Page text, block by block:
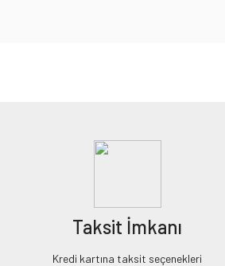
Taksit İmkanı
Kredi kartına taksit seçenekleri